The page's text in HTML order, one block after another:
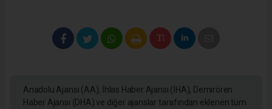
Anadolu Ajansı (AA), İhlas Haber Ajansı (İHA), Demirören
Haber Ajansı (DHA) ve diğer ajanslar tarafından eklenen tüm